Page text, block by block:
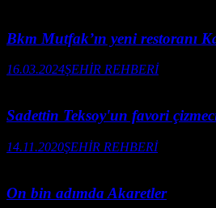
Bkm Mutfak’ın yeni restoranı
16.03.2024ŞEHİR REHBERİ
Sadettin Teksoy'un favori
14.11.2020ŞEHİR REHBERİ
On bin adımda Akaretler